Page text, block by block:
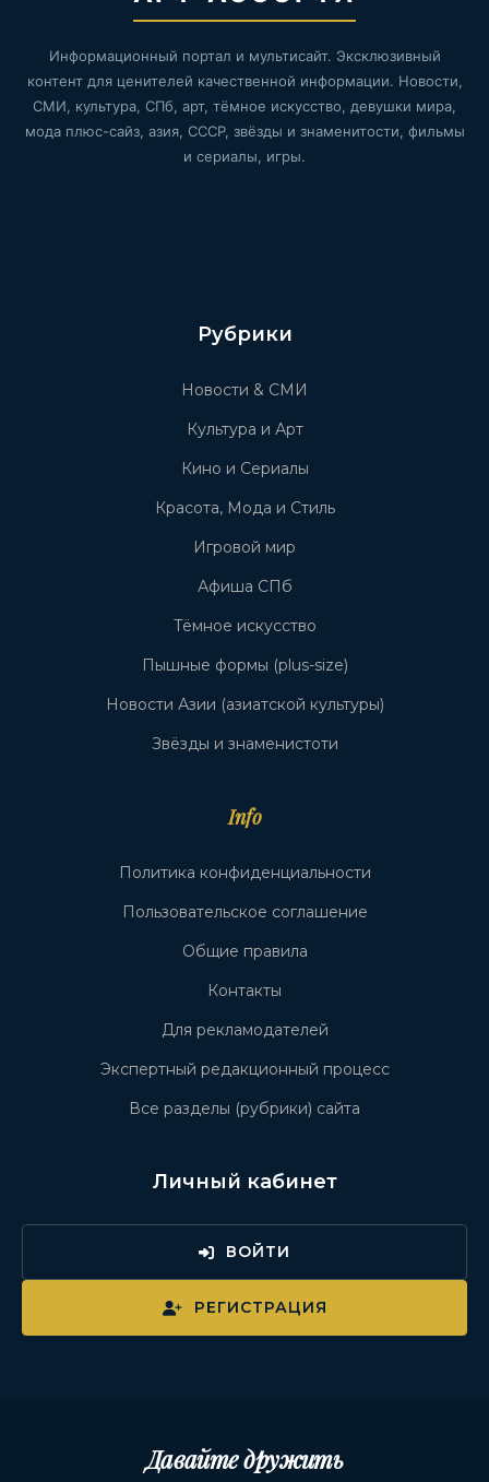
Информационный портал и мультисайт. Эксклюзивный
контент для ценителей качественной информации. Новости,
СМИ, культура, СПб, арт, тёмное искусство, девушки мира,
мода плюс-сайз, азия, СССР, звёзды и знаменитости, фильмы
и сериалы, игры.
Рубрики
Новости & СМИ
Культура и Арт
Кино и Сериалы
Красота, Мода и Стиль
Игровой мир
Афиша СПб
Тёмное искусство
Пышные формы (plus-size)
Новости Азии (азиатской культуры)
Звёзды и знаменистоти
Info
Политика конфиденциальности
Пользовательское соглашение
Общие правила
Контакты
Для рекламодателей
Экспертный редакционный процесс
Все разделы (рубрики) сайта
Личный кабинет
ВОЙТИ
РЕГИСТРАЦИЯ
Давайте дружить